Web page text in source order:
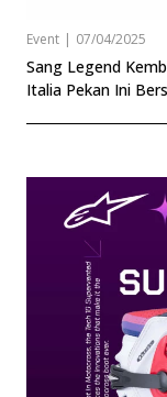
Event 07/04/2025
Sang Legend
Italia Pekan Ini